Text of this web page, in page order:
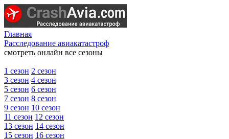
Главная
Расследование авиакатастроф
смотреть онлайн все сезоны
1 сезон 2 сезон
3 сезон 4 сезон
5 сезон 6 сезон
7 сезон 8 сезон
9 сезон 10 сезон
11 сезон 12 сезон
13 сезон 14 сезон
15 сезон 16 сезон